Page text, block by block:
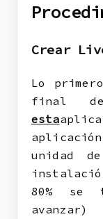
Crear
Lo
final
esta
unidad
80% se
avanzar)